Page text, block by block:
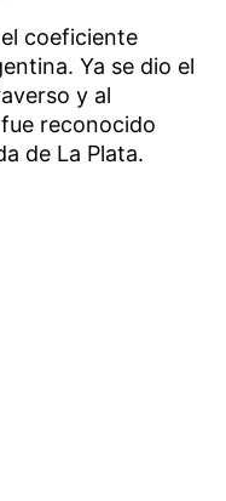
coeficiente
Ya se dio el
y al
reconocido
de La Plata.